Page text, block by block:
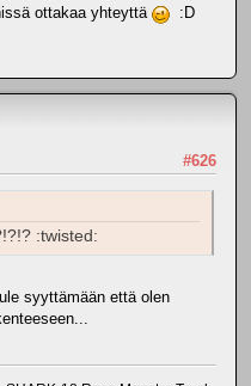
ottakaa yhteyttä :D
#626
:twisted:
syyttämään että olen